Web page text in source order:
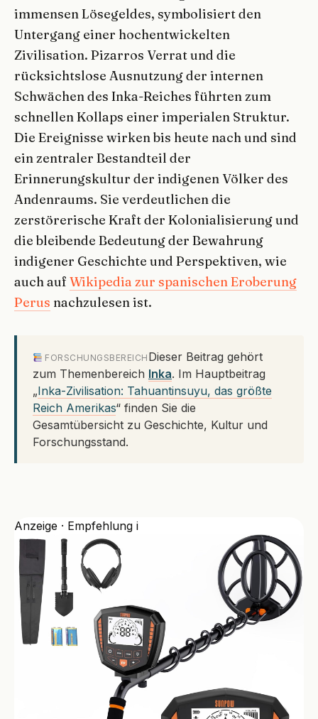
immensen Lösegeldes, symbolisiert den
Untergang einer hochentwickelten
Zivilisation. Pizarros Verrat und die
rücksichtslose Ausnutzung der internen
Schwächen des Inka-Reiches führten zum
schnellen Kollaps einer imperialen Struktur.
Die Ereignisse wirken bis heute nach und sind
ein zentraler Bestandteil der
Erinnerungskultur der indigenen Völker des
Andenraums. Sie verdeutlichen die
zerstörerische Kraft der Kolonialisierung und
die bleibende Bedeutung der Bewahrung
indigener Geschichte und Perspektiven, wie
auch auf Wikipedia zur spanischen Eroberung
Perus nachzulesen ist.
FORSCHUNGSBEREICH Dieser Beitrag gehört
zum Themenbereich Inka. Im Hauptbeitrag
„Inka-Zivilisation: Tahuantinsuyu, das größte
Reich Amerikas“ finden Sie die
Gesamtübersicht zu Geschichte, Kultur und
Forschungsstand.
Anzeige · Empfehlung i